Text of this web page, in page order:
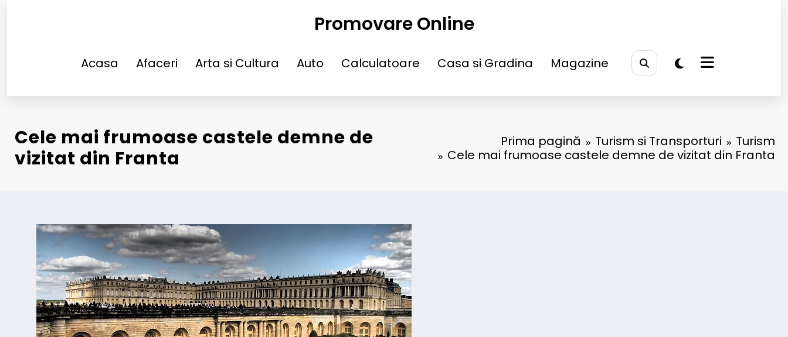
Promovare Online
Acasa Afaceri Arta si Cultura Auto Calculatoare Casa si Gradina Magazine
Cele mai frumoase castele demne de
vizitat din Franta
Prima pagină Turism si Transporturi
Turism
Cele mai frumoase castele demne de vizitat din Franta